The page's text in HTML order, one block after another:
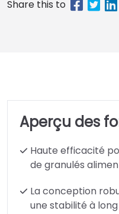
Aperçu des
Haute efficacité
de granulés
La conception
une stabilité à